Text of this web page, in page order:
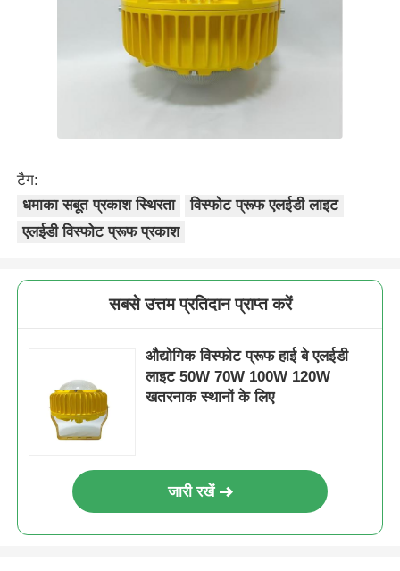
टैग:
धमाका सबूत प्रकाश स्थिरता
विस्फोट प्रूफ एलईडी लाइट
एलईडी विस्फोट प्रूफ प्रकाश
सबसे उत्तम प्रतिदान प्राप्त करें
औद्योगिक विस्फोट प्रूफ हाई बे एलईडी
लाइट 50W 70W 100W 120W
खतरनाक स्थानों के लिए
जारी रखें